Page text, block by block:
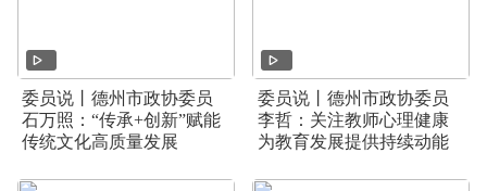
委员说丨德州市政协委员
石万照：“传承+创新”赋能
传统文化高质量发展
委员说丨德州市政协委员
李哲：关注教师心理健康
为教育发展提供持续动能